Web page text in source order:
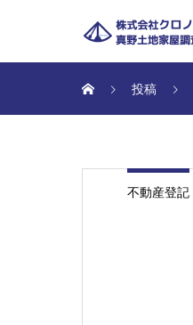
投稿
不動産登記